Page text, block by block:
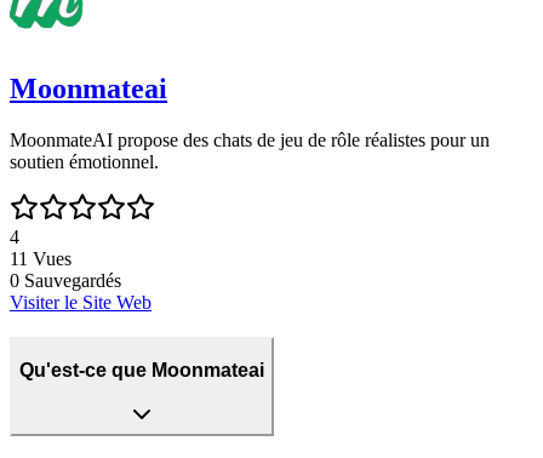
Moonmateai
MoonmateAI propose des chats de jeu de rôle réalistes pour un
soutien émotionnel.
4
11 Vues
0 Sauvegardés
Visiter le Site Web
Qu'est-ce que Moonmateai